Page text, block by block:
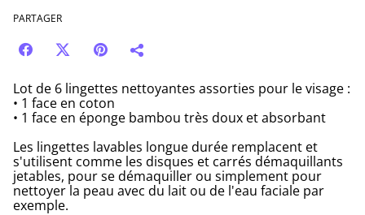
PARTAGER
Lot de 6 lingettes nettoyantes assorties pour le visage :
• 1 face en coton
• 1 face en éponge bambou très doux et absorbant
Les lingettes lavables longue durée remplacent et
s'utilisent comme les disques et carrés démaquillants
jetables, pour se démaquiller ou simplement pour
nettoyer la peau avec du lait ou de l'eau faciale par
exemple.